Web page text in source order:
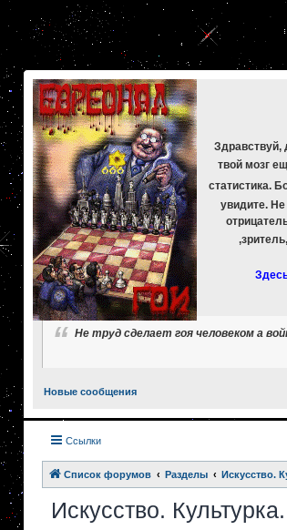
[ROOT]/phpbb/db/driver/mysqli.php
[ROOT]/phpbb/db/driver/mysqli.php
[ROOT]/phpbb/db/driver/mysqli.php 265 :
[ROOT]/phpbb/db/driver/mysqli.php on line 329 :
[ROOT]/phpbb/db/driver/mysqli.php on line 265 :
[ROOT]/phpbb/db/driver/mysqli.php on line
Здравствуй,
твой мозг
статистика.
увидите.
Не труд сделает гоя человеком а
Новые сообщения
Ссылки
Список форумов Разделы Искусство.
Искусство.